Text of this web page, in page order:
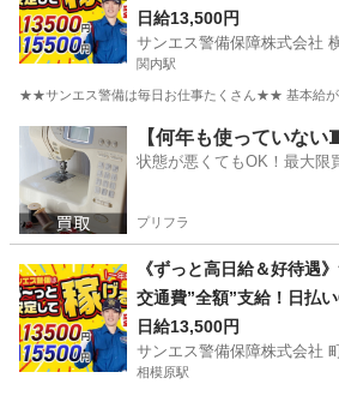
株式会社 横浜支社 関内
日給13,500円
サンエス警備保障株式会社
関内駅
★★サンエス警備は毎日お仕事たくさん★★ 基本給が
神奈川 横浜市 関内駅 警備員 サン
【何年も使っていない
状態が悪くてもOK！最大限
プリフラ
《ずっと高日給＆好待遇
交通費”全額”支給！日払
株式会社 町田支社 相模原
日給13,500円
サンエス警備保障株式会社
相模原駅